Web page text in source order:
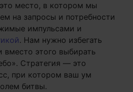
место, в котором мы
на запросы и потребности
импульсами и
. Нам нужно избегать
вместо этого выбирать
Стратегия — это
при котором ваш ум
битвы.